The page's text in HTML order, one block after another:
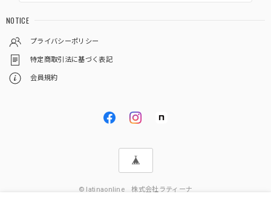
NOTICE
プライバシーポリシー
特定商取引法に基づく表記
会員規約
© latinaonline 株式会社ラティーナ